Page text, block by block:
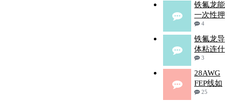
铁氟龙能
一次性押
4
铁氟龙导
体粘连什
3
28AWG
FEP线如
25